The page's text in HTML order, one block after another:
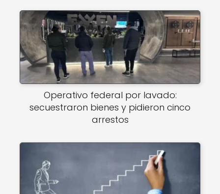
Operativo federal por lavado:
secuestraron bienes y pidieron cinco
arrestos